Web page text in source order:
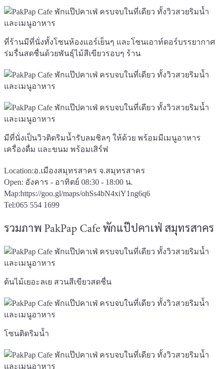
ที่ร้านมีที่นั่งทั้งโซนห้องแอร์เย็นๆ และโซนเอาท์ดอร์บรรยากาศ
ร่มรื่นสดชื่นด้วยพันธุ์ไม้สีเขียวรอบๆ ร้าน
มีที่นั่งเป็นวิวติดริมน้ำรับลมชิลๆ ให้ด้วย พร้อมมีเมนูอาหาร
เครื่องดื่ม และขนม พร้อมเสิร์ฟ
Location:อ.เมืองสมุทรสาคร จ.สมุทรสาคร
Open: อังคาร - อาทิตย์ 08:30 - 18:00 น.
Map:https://goo.gl/maps/ohSs4bN4xiY1ng6q6
Tel:065 554 1699
รวมภาพ PakPap Cafe พักแป๊ปคาเฟ่ สมุทรสาคร
ต้นไม้เยอะลเย สวนสีเขียวสดชื่น
โซนติดริมน้ำ